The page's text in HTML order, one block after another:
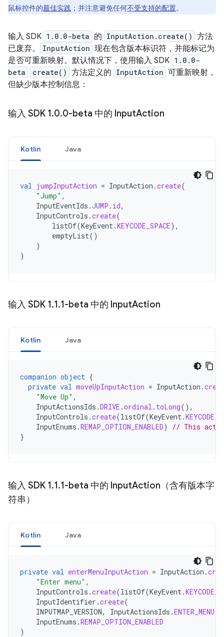
鼠标控件的最佳实践 ；并注意避免任何不受支持的配置。
输入 SDK 1.0.0-beta 的 InputAction.create() 方法
已废弃。
InputAction 现在包含版本标识符，并能标记为
是否可重新映射。默认情况下，使用输入 SDK 1.0.0-
beta
create() 方法定义的 InputAction 可重新映射，
但缺少版本控制信息：
输入 SDK 1.0.0-beta 中的 InputAction
Kotlin Java
val jumpInputAction = InputAction .create(
"Jump" ,
InputEventIds .JUMP . id,
InputControls .create(
listOf(KeyEvent.KEYCODE_SPACE),
emptyList()
)
)
输入 SDK 1.1.1-beta 中的 InputAction
Kotlin Java
companion object {
private val moveUpInputAction = InputAction .
"Move Up" ,
InputActionsIds .DRIVE .ordinal . toLong(),
InputControls .create(listOf(KeyEvent.KEYCODE_W
InputEnums .REMAP_OPTION_ENABLED)
// This
}
输入 SDK 1.1.1-beta 中的 InputAction（含有版本字
符串）
Kotlin Java
private val enterMenuInputAction = InputAction .
"Enter menu" ,
InputControls .create(listOf(KeyEvent.
InputIdentifier .create(
INPUTMAP_VERSION, InputActionsIds .ENTER_MENU
InputEnums .REMAP_OPTION_ENABLED
)